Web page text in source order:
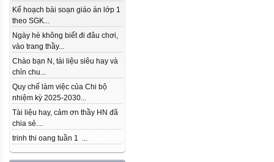
Kế hoạch bài soạn giáo án lớp 1
theo SGK...
Ngày hè không biết đi đâu chơi,
vào trang thầy...
Chào bạn N, tài liệu siêu hay và
chỉn chu...
Quy chế làm việc của Chi bộ
nhiệm kỳ 2025-2030...
Tài liệu hay, cảm ơn thầy HN đã
chia sẻ....
trinh thi oang tuần 1 ...